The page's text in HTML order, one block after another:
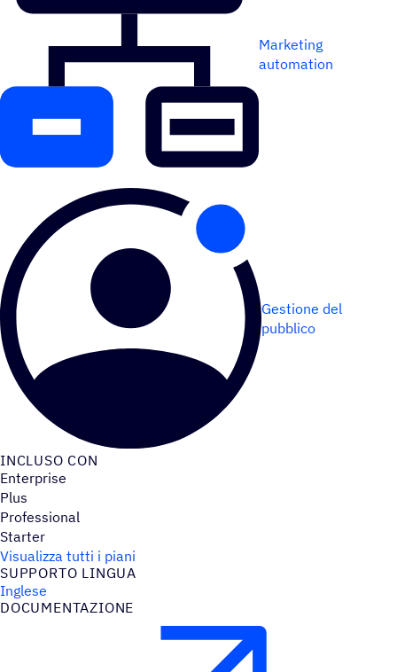
Marketing
automation
Gestione del
pubblico
INCLUSO CON
Enterprise
Plus
Professional
Starter
Visualizza tutti i piani
SUPPORTO LINGUA
Inglese
DOCU­MEN­TA­ZIONE